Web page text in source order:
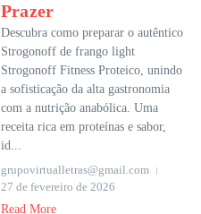
Prazer
Descubra como preparar o autêntico
Strogonoff de frango light
Strogonoff Fitness Proteico, unindo
a sofisticação da alta gastronomia
com a nutrição anabólica. Uma
receita rica em proteínas e sabor,
id...
grupovirtualletras@gmail.com
27 de fevereiro de 2026
Read More